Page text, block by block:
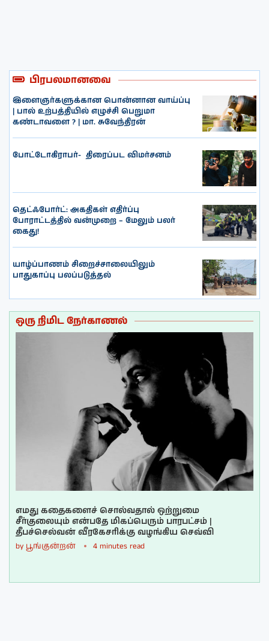
பிரபலமானவை
இளைஞர்களுக்கான பொன்னான வாய்ப்பு
| பால் உற்பத்தியில் எழுச்சி பெறுமா
கண்டாவளை ? | மா. சுவேந்திரன்
போட்டோகிராபர்- ‌ திரைப்பட விமர்சனம்
தெட்ஃபோர்ட்: அகதிகள் எதிர்ப்பு
போராட்டத்தில் வன்முறை – மேலும் பலர்
கைது!
யாழ்ப்பாணம் சிறைச்சாலையிலும்
பாதுகாப்பு பலப்படுத்தல்
ஒரு நிமிட நேர்காணல்
எமது கதைகளைச் சொல்வதால் ஒற்றுமை
சீர்குலையும் என்பதே மிகப்பெரும் பாரபட்சம் |
தீபச்செல்வன் வீரகேசரிக்கு வழங்கிய செவ்வி
by பூங்குன்றன் 4 minutes read